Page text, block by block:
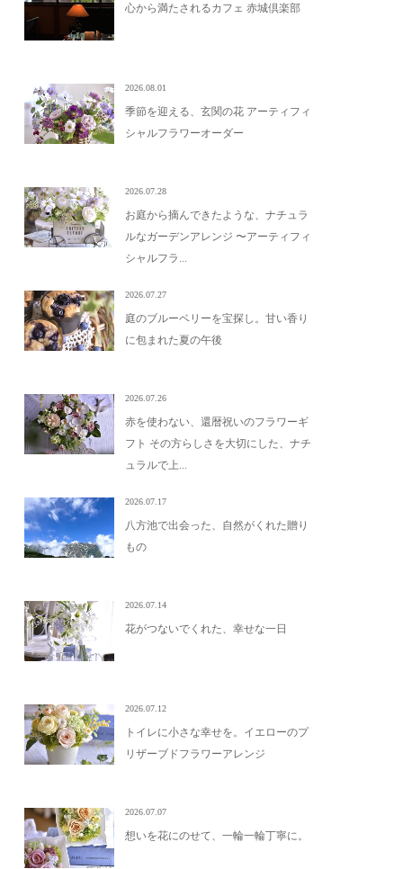
心から満たされるカフェ 赤城倶楽部
2026.08.01
季節を迎える、玄関の花 アーティフィ
シャルフラワーオーダー
2026.07.28
お庭から摘んできたような、ナチュラ
ルなガーデンアレンジ 〜アーティフィ
シャルフラ...
2026.07.27
庭のブルーベリーを宝探し。甘い香り
に包まれた夏の午後
2026.07.26
赤を使わない、還暦祝いのフラワーギ
フト その方らしさを大切にした、ナチ
ュラルで上...
2026.07.17
八方池で出会った、自然がくれた贈り
もの
2026.07.14
花がつないでくれた、幸せな一日
2026.07.12
トイレに小さな幸せを。イエローのプ
リザーブドフラワーアレンジ
2026.07.07
想いを花にのせて、一輪一輪丁寧に。